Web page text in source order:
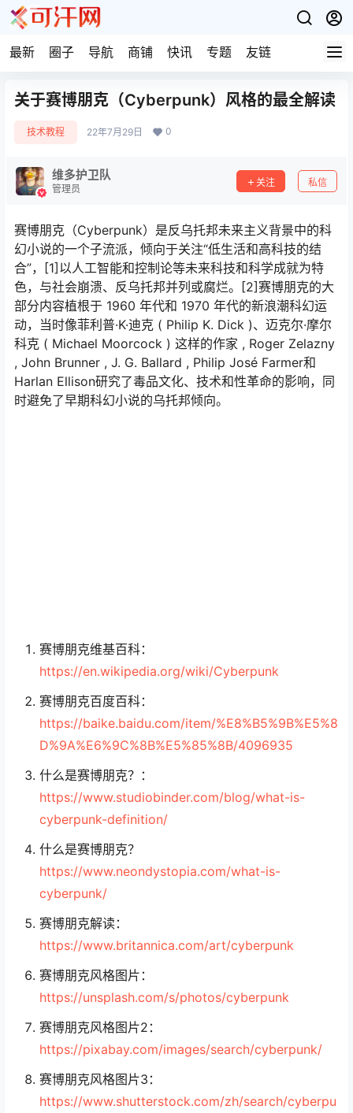
最新 圈子 导航 商铺 快讯 专题 友链
关于赛博朋克（Cyber​​punk）风格的最全解读
技术教程 22年7月29日 0
维多护卫队
管理员
关注 私信
赛博朋克（Cyber​​punk）是反乌托邦未来主义背景中的科
幻小说的一个子流派，倾向于关注“低生活和高科技的结
合”，[1]以人工智能和控制论等未来科技和科学成就为特
色，与社会崩溃、反乌托邦并列或腐烂。[2]赛博朋克的大
部分内容植根于 1960 年代和 1970 年代的新浪潮科幻运
动，当时像菲利普·K·迪克 ( Philip K. Dick )、迈克尔·摩尔
科克 ( Michael Moorcock ) 这样的作家 , Roger Zelazny
, John Brunner , J. G. Ballard , Philip José Farmer和
Harlan Ellison研究了毒品文化、技术和性革命的影响，同
时避免了早期科幻小说的乌托邦倾向。
赛博朋克维基百科：
https://en.wikipedia.org/wiki/Cyberpunk
赛博朋克百度百科：
https://baike.baidu.com/item/%E8%B5%9B%E5%8
D%9A%E6%9C%8B%E5%85%8B/4096935
什么是赛博朋克？：
https://www.studiobinder.com/blog/what-is-
cyberpunk-definition/
什么是赛博朋克？
https://www.neondystopia.com/what-is-
cyberpunk/
赛博朋克解读：
https://www.britannica.com/art/cyberpunk
赛博朋克风格图片：
https://unsplash.com/s/photos/cyberpunk
赛博朋克风格图片2：
https://pixabay.com/images/search/cyberpunk/
赛博朋克风格图片3：
https://www.shutterstock.com/zh/search/cyberpu